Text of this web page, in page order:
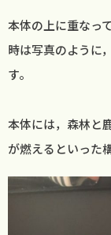
本体の上に重なっ
時は写真のように，
す。
本体には，森林と
が燃えるといった